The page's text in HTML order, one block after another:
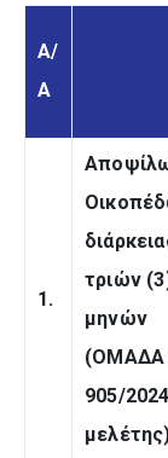
Α/
Α
1.
τριών
μηνών
(ΟΜΑΔΑ
905/2024